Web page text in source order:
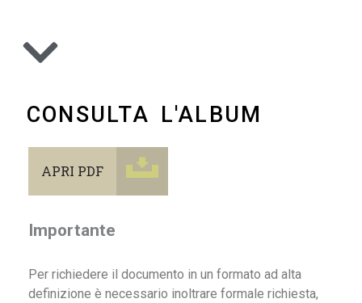
CONSULTA L'ALBUM
APRI PDF
Importante
Per richiedere il documento in un formato ad alta
definizione è necessario inoltrare formale richiesta,